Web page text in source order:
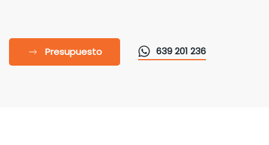
Presupuesto 639 201 236